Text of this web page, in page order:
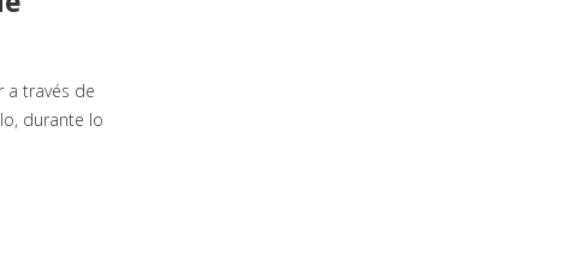
a través de
durante lo